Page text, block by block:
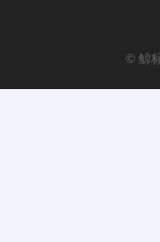
© 鲸